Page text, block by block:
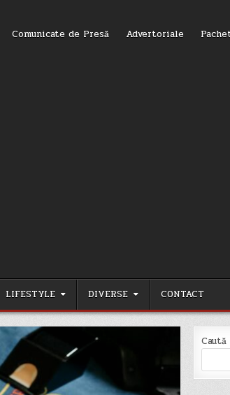
Comunicate de Presă Advertoriale
LIFESTYLE DIVERSE CONTACT
Caută